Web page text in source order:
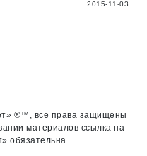
2015-11-03
®™, все права защищены
материалов ссылка на
обязательна